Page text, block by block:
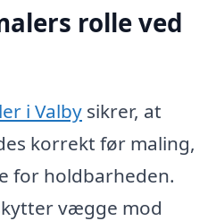
rolle ved
i Valby sikrer, at
korrekt før maling,
for holdbarheden.
vægge mod